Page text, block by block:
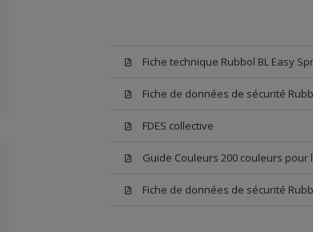
Fiche technique Rubbol BL Easy
Fiche de données de sécurité
FDES collective
Guide Couleurs 200 couleurs pour
Fiche de données de sécurité